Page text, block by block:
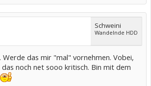
Schweini
Wandelnde HDD
das mir "mal" vornehmen. Vobei,
noch net sooo kritisch. Bin mit dem